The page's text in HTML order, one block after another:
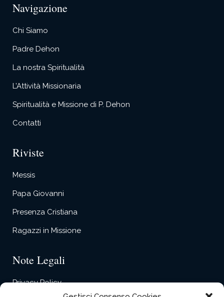
Navigazione
Chi Siamo
Padre Dehon
La nostra Spiritualità
L’Attività Missionaria
Spiritualità e Missione di P. Dehon
Contatti
Riviste
Messis
Papa Giovanni
Presenza Cristiana
Ragazzi in Missione
Note Legali
Privacy Policy